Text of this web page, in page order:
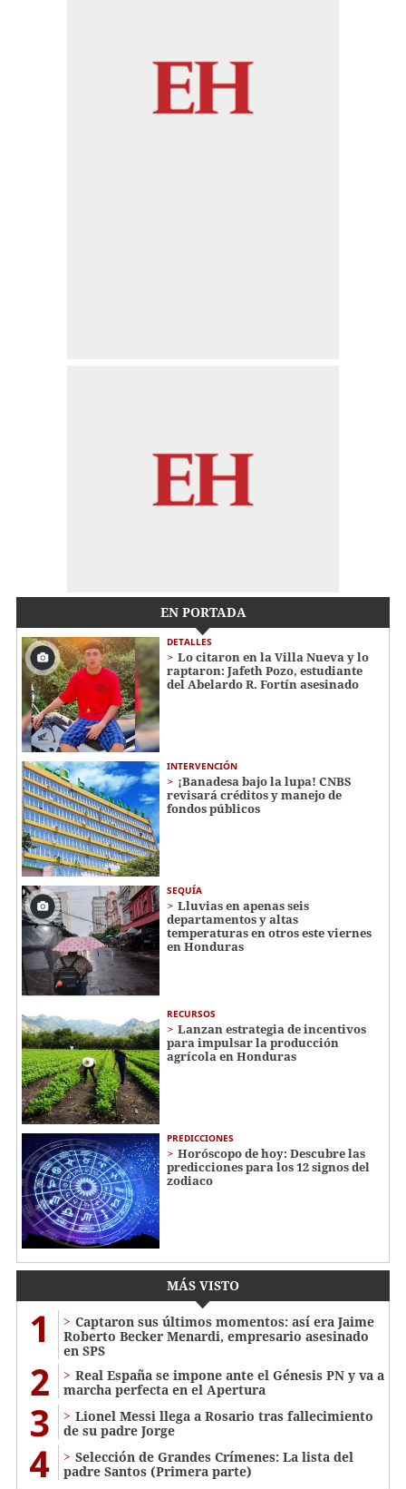
EN PORTADA
DETALLES
Lo citaron en la Villa Nueva y lo
raptaron: Jafeth Pozo, estudiante
del Abelardo R. Fortín asesinado
INTERVENCIÓN
¡Banadesa bajo la lupa! CNBS
revisará créditos y manejo de
fondos públicos
SEQUÍA
Lluvias en apenas seis
departamentos y altas
temperaturas en otros este viernes
en Honduras
RECURSOS
Lanzan estrategia de incentivos
para impulsar la producción
agrícola en Honduras
PREDICCIONES
Horóscopo de hoy: Descubre las
predicciones para los 12 signos del
zodiaco
MÁS VISTO
1
Captaron sus últimos momentos: así era Jaime
Roberto Becker Menardi​​​, empresario asesinado
en SPS
2
Real España se impone ante el Génesis PN y va a
marcha perfecta en el Apertura
3
Lionel Messi llega a Rosario tras fallecimiento
de su padre Jorge
4
Selección de Grandes Crímenes: La lista del
padre Santos (Primera parte)